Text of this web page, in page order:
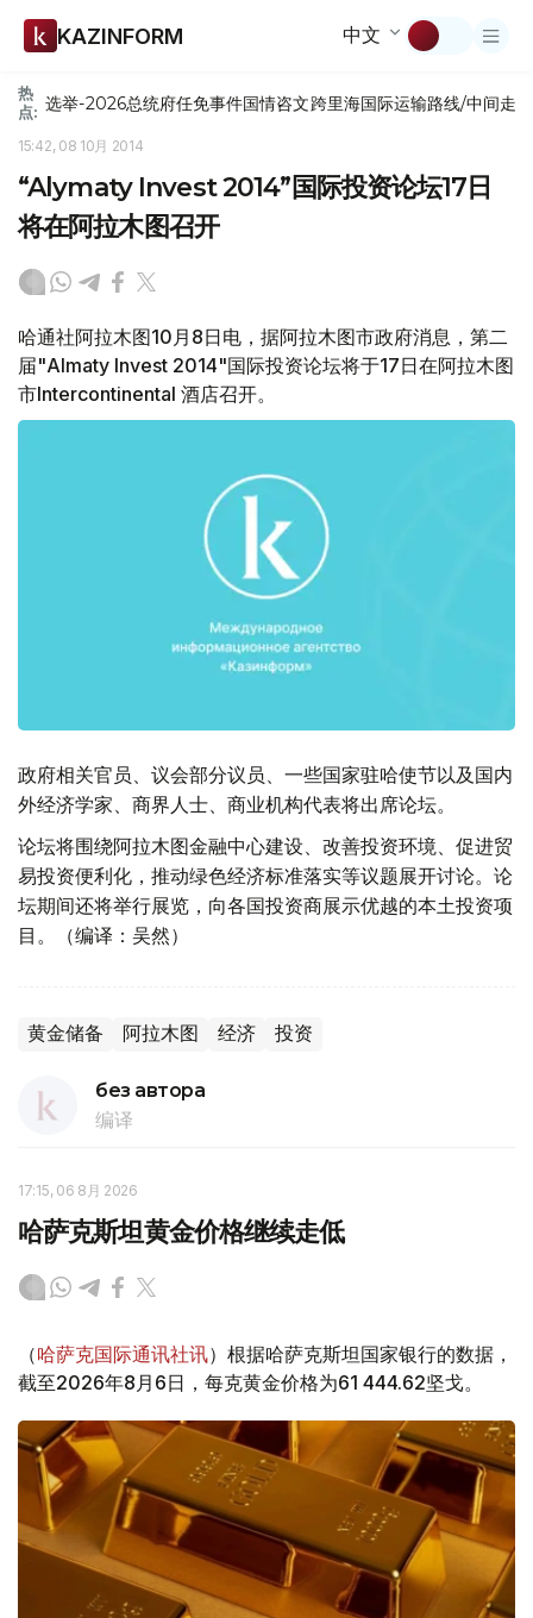
KAZINFORM 中文
热
点: 选举-2026总统府任免事件国情咨文跨里海国际运输路线/中间走廊
15:42, 08 10月 2014
“Alymaty Invest 2014”国际投资论坛17日
将在阿拉木图召开
哈通社阿拉木图10月8日电，据阿拉木图市政府消息，第二
届"Almaty Invest 2014"国际投资论坛将于17日在阿拉木图
市Intercontinental 酒店召开。
政府相关官员、议会部分议员、一些国家驻哈使节以及国内
外经济学家、商界人士、商业机构代表将出席论坛。
论坛将围绕阿拉木图金融中心建设、改善投资环境、促进贸
易投资便利化，推动绿色经济标准落实等议题展开讨论。论
坛期间还将举行展览，向各国投资商展示优越的本土投资项
目。（编译：吴然）
黄金储备 阿拉木图 经济 投资
без автора
编译
17:15, 06 8月 2026
哈萨克斯坦黄金价格继续走低
（哈萨克国际通讯社讯）根据哈萨克斯坦国家银行的数据，
截至2026年8月6日，每克黄金价格为61 444.62坚戈。